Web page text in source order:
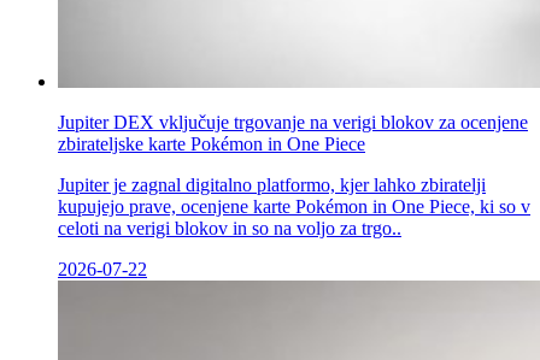
Jupiter DEX vključuje trgovanje na verigi blokov za ocenjene
zbirateljske karte Pokémon in One Piece
Jupiter je zagnal digitalno platformo, kjer lahko zbiratelji
kupujejo prave, ocenjene karte Pokémon in One Piece, ki so v
celoti na verigi blokov in so na voljo za trgo..
2026-07-22